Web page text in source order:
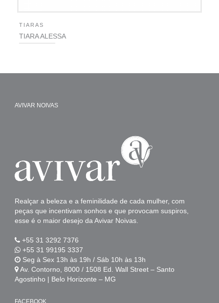
TIARAS
TIARA ALESSA
AVIVAR NOIVAS
Realçar a beleza e a feminilidade de cada mulher, com
peças que incentivam sonhos e que provocam suspiros,
esse é o maior desejo da Avivar Noivas.
+55 31 3292 7376
+55 31 99195 3337
Seg à Sex 13h às 19h / Sáb 10h às 13h
Av. Contorno, 8000 / 1508 Ed. Wall Street – Santo
Agostinho | Belo Horizonte – MG